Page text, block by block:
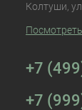
Колтуши,
+7
+7